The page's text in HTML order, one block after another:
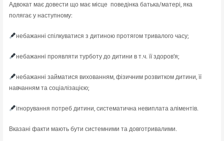
Адвокат має довести що має місце поведінка батька/матері, яка
полягає у наступному:
небажанні спілкуватися з дитиною протягом тривалого часу;
небажанні проявляти турботу до дитини в т.ч. її здоров’я;
небажанні займатися вихованням, фізичним розвитком дитини, її
навчанням та соціалізацією;
ігнорування потреб дитини, систематична невиплата аліментів.
Вказані факти мають бути системними та довготривалими.